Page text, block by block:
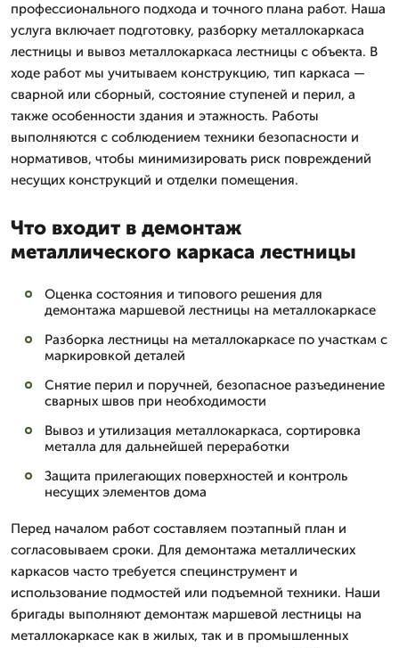
профессионального подхода и точного плана работ. Наша
услуга включает подготовку, разборку металлокаркаса
лестницы и вывоз металлокаркаса лестницы с объекта. В
ходе работ мы учитываем конструкцию, тип каркаса —
сварной или сборный, состояние ступеней и перил, а
также особенности здания и этажность. Работы
выполняются с соблюдением техники безопасности и
нормативов, чтобы минимизировать риск повреждений
несущих конструкций и отделки помещения.
Что входит в демонтаж
металлического каркаса лестницы
Оценка состояния и типового решения для
демонтажа маршевой лестницы на металлокаркасе
Разборка лестницы на металлокаркасе по участкам с
маркировкой деталей
Снятие перил и поручней, безопасное разъединение
сварных швов при необходимости
Вывоз и утилизация металлокаркаса, сортировка
металла для дальнейшей переработки
Защита прилегающих поверхностей и контроль
несущих элементов дома
Перед началом работ составляем поэтапный план и
согласовываем сроки. Для демонтажа металлических
каркасов часто требуется специнструмент и
использование подмостей или подъемной техники. Наши
бригады выполняют демонтаж маршевой лестницы на
металлокаркасе как в жилых, так и в промышленных